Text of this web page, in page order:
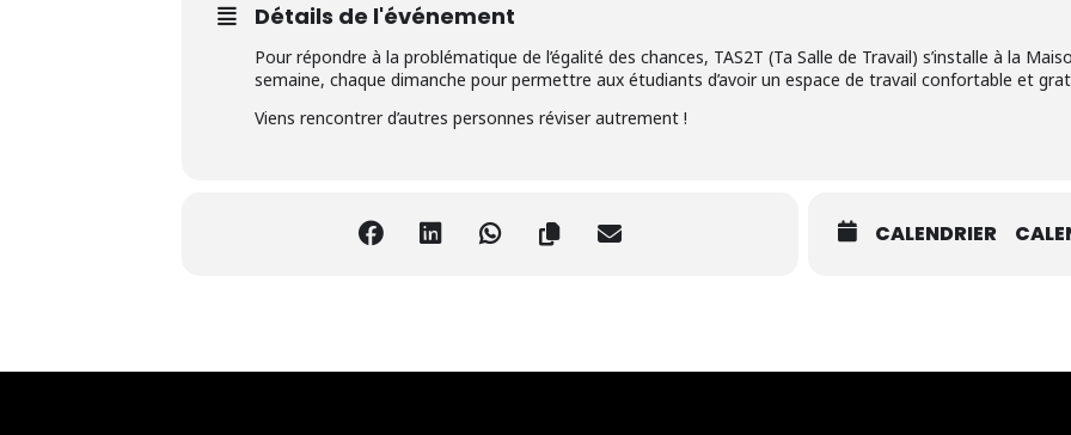
Détails de l'événement
Pour répondre à la problématique de l’égalité des chances, TAS2T (Ta Salle de Travail) s’installe à la
semaine, chaque dimanche pour permettre aux étudiants d’avoir un espace de travail confortable et
Viens rencontrer d’autres personnes réviser autrement !
CALENDRIER